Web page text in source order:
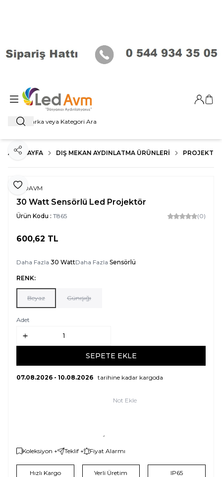
Ara
Giriş
ANA SAYFA DIŞ MEKAN AYDINLATMA ÜRÜNLERI
Favoriye Ekle
Paylaş
LEDAVM
30 Watt Sensörlü Led Projektör
Ürün Kodu : T865 (0)
600,62 TL
Daha Fazla 30 WattDaha Fazla Sensörlü
RENK:
Beyaz Günışığı
Adet
SEPETE EKLE
07.08.2026 - 10.08.2026 tarihine kadar kargoda
Not Ekle
Koleksiyon + Teklif + Fiyat Alarmı
Hızlı Kargo Yerli Üretim IP65